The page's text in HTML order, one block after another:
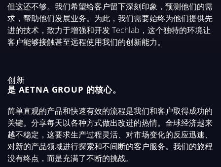
但这还不够。我们希望给客户留下深刻印象，预测他们的需
求，帮助他们发展业务。为此，我们需要始终为他们提供先
进的技术，致力于增强和开发 Techlab，这个独特的环境让
客户能够接触甚至远程使用我们的创新能力。
创新
是 AETNA GROUP 的核心。
简单直观的产品和快速有效的流程是我们和客户取得成功的
关键。分享每天以各种方式做出改进的热情。全球经济越来
越不稳定，这要求生产过程灵活、对市场变化的反应迅速、
对新的产品领域进行探索和不间断的客户服务。我们的旅程
没有终点，而是充满了不断的挑战。